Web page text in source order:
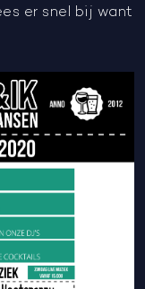
er snel bij want